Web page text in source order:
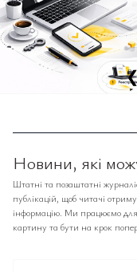
Новини, які
Штатні та позаштатні
публікацій, щоб читачі
інформацію. Ми працюємо для
картину та бути на крок